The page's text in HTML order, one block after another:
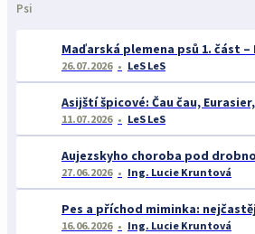
Psi
Maďarská plemena psů 1. část
26.07.2026 LeS LeS
Asijští špicové: Čau čau,
11.07.2026 LeS LeS
27.06.2026 Ing. Lucie Kruntová
16.06.2026 Ing. Lucie Kruntová